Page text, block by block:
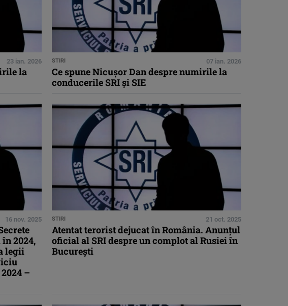
23 ian. 2026
la
STIRI 07 ian. 2026
Ce spune Nicușor Dan despre numirile la
conducerile SRI şi SIE
16 nov. 2025
2024,
legii
–
STIRI 21 oct. 2025
Atentat terorist dejucat în România. Anunţul
oficial al SRI despre un complot al Rusiei în
Bucureşti